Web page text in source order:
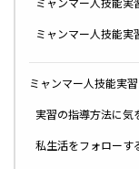
ミャンマー人技能
ミャンマー人技能実
実習の指導方法に気
私生活をフォローす